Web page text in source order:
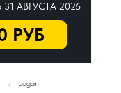
РУБ
31 АВГУСТА 2026
→ Logan